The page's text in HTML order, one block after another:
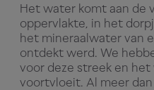
Het water komt aan de
oppervlakte, in het
het mineraalwater van
ontdekt werd. We
voor deze streek en
voortvloeit. Al meer